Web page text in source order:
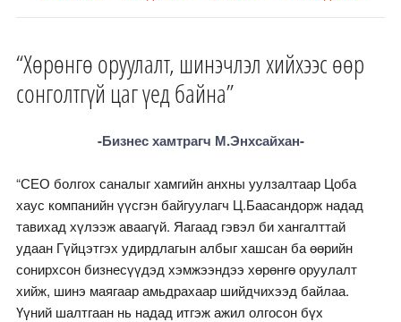
“Хөрөнгө оруулалт, шинэчлэл хийхээс өөр
сонголтгүй цаг үед байна”
-Бизнес хамтрагч М.Энхсайхан-
“СЕО болгох саналыг хамгийн анхны уулзалтаар Цоба
хаус компанийн үүсгэн байгуулагч Ц.Баасандорж надад
тавихад хүлээж аваагүй. Яагаад гэвэл би хангалттай
удаан Гүйцэтгэх удирдлагын албыг хашсан ба өөрийн
сонирхсон бизнесүүдэд хэмжээндээ хөрөнгө оруулалт
хийж, шинэ маягаар амьдрахаар шийдчихээд байлаа.
Үүний шалтгаан нь надад итгэж ажил олгосон бүх